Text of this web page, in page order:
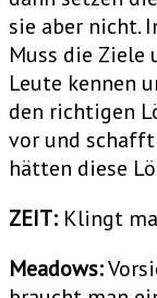
sie aber nicht.
Muss die Ziele
Leute kennen
den richtigen
vor und schafft
hätten diese
ZEIT: Klingt
Meadows: